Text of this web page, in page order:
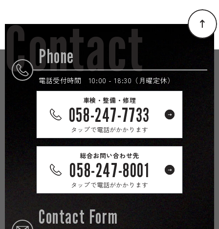
Phone
電話受付時間 10:00 - 18:30（月曜定休）
車検・整備・修理
058-247-7733
タップで電話がかかります
総合お問い合わせ先
058-247-8001
タップで電話がかかります
Contact Form
Contact